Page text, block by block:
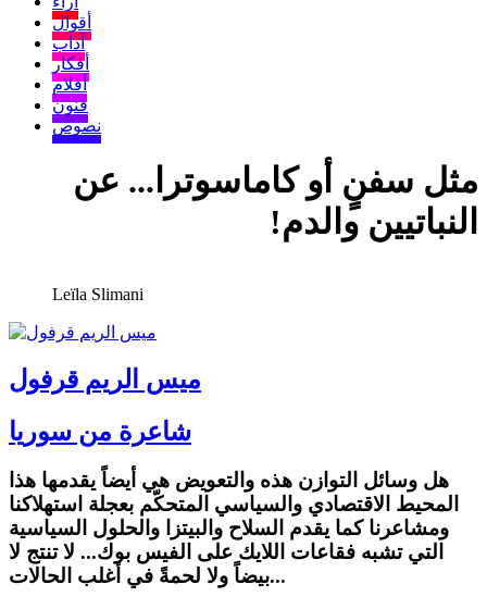
أقوال
آداب
أفكار
أفلام
فنون
نصوص
مثل سفنٍ أو كاماسوترا... عن
النباتيين والدم!
Leïla Slimani
ميس الريم قرفول
شاعرة من سوريا
هل وسائل التوازن هذه والتعويض هي أيضاً يقدمها هذا
المحيط الاقتصادي والسياسي المتحكّم بعجلة استهلاكنا
ومشاعرنا كما يقدم السلاح والبيتزا والحلول السياسية
التي تشبه فقاعات اللايك على الفيس بوك... لا تنتج لا
بيضاً ولا لحمةً في أغلب الحالات...